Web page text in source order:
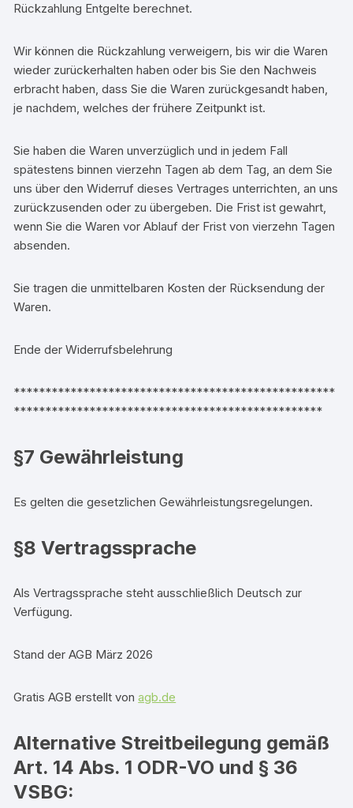
Rückzahlung Entgelte berechnet.
Wir können die Rückzahlung verweigern, bis wir die Waren
wieder zurückerhalten haben oder bis Sie den Nachweis
erbracht haben, dass Sie die Waren zurückgesandt haben,
je nachdem, welches der frühere Zeitpunkt ist.
Sie haben die Waren unverzüglich und in jedem Fall
spätestens binnen vierzehn Tagen ab dem Tag, an dem Sie
uns über den Widerruf dieses Vertrages unterrichten, an uns
zurückzusenden oder zu übergeben. Die Frist ist gewahrt,
wenn Sie die Waren vor Ablauf der Frist von vierzehn Tagen
absenden.
Sie tragen die unmittelbaren Kosten der Rücksendung der
Waren.
Ende der Widerrufsbelehrung
***************************************************
*************************************************
§7 Gewährleistung
Es gelten die gesetzlichen Gewährleistungsregelungen.
§8 Vertragssprache
Als Vertragssprache steht ausschließlich Deutsch zur
Verfügung.
Stand der AGB März 2026
Gratis AGB erstellt vonagb.de
Alternative Streitbeilegung gemäß
Art. 14 Abs. 1 ODR-VO und § 36
VSBG: